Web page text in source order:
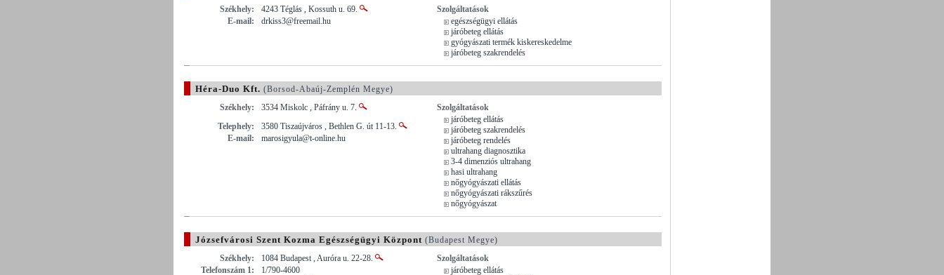
Székhely:
4243 Téglás , Kossuth u. 69.
E-mail:
drkiss3@freemail.hu
Szolgáltatások
egészségügyi ellátás
járóbeteg ellátás
gyógyászati termék kiskereskedelme
járóbeteg szakrendelés
Héra-Duo Kft. (Borsod-Abaúj-Zemplén Megye)
Székhely:
3534 Miskolc , Páfrány u. 7.
Telephely:
3580 Tiszaújváros , Bethlen G. út 11-13.
E-mail:
marosigyula@t-online.hu
Szolgáltatások
járóbeteg ellátás
járóbeteg szakrendelés
járóbeteg rendelés
ultrahang diagnosztika
3-4 dimenziós ultrahang
hasi ultrahang
nőgyógyászati ellátás
nőgyógyászati rákszűrés
nőgyógyászat
Józsefvárosi Szent Kozma Egészségügyi Központ (Budapest Megye)
Székhely:
1084 Budapest , Auróra u. 22-28.
Telefonszám 1:
1/790-4600
Szolgáltatások
járóbeteg ellátás